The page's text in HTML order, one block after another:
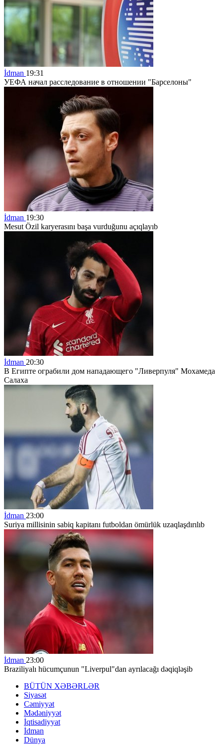
İdman 19:31
УЕФА начал расследование в отношении "Барселоны"
İdman 19:30
Mesut Özil karyerasını başa vurduğunu açıqlayıb
İdman 20:30
В Египте ограбили дом нападающего "Ливерпуля" Мохамеда
Салаха
İdman 23:00
Suriya millisinin sabiq kapitanı futboldan ömürlük uzaqlaşdırılıb
İdman 23:00
Braziliyalı hücumçunun "Liverpul"dan ayrılacağı dəqiqləşib
BÜTÜN XƏBƏRLƏR
Siyasət
Cəmiyyət
Mədəniyyət
İqtisadiyyat
İdman
Dünya